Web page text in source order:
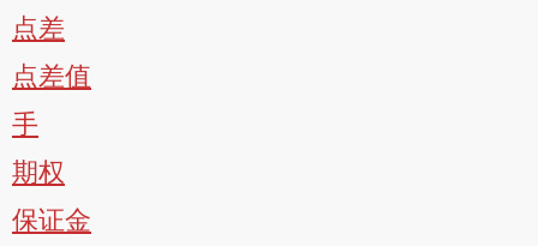
点差
点差值
手
期权
保证金